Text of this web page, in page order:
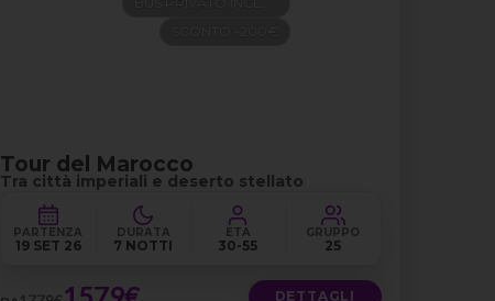
Tour del Marocco
Tra città imperiali e deserto stellato
PARTENZA
19 SET 26
DURATA
7 NOTTI
ETÀ
30-55
GRUPPO
25
DETTAGLI